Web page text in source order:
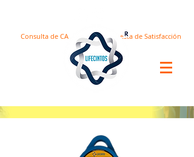
Encuesta de Satisfacción
Consulta de CA